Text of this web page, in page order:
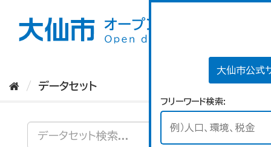
大仙市公式
フリーワード検索
データセット